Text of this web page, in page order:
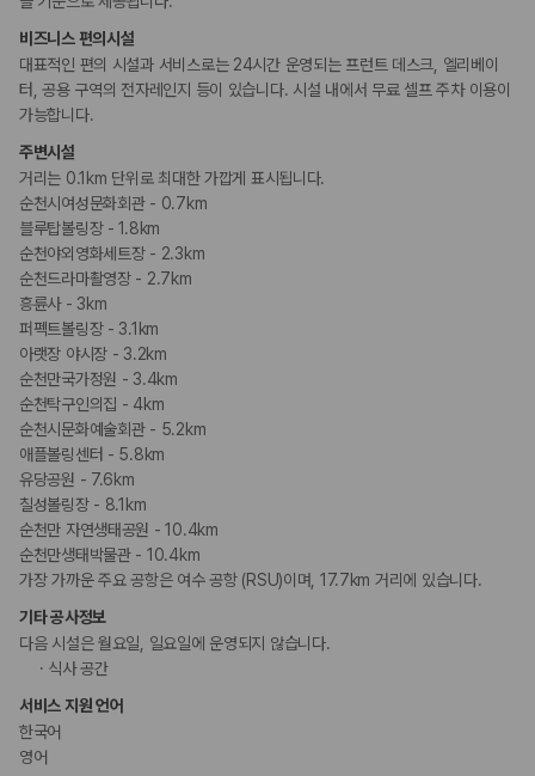
비즈니스 편의시설
대표적인 편의 시설과 서비스로는 24시간 운영되는 프런트 데스크, 엘리베이
터, 공용 구역의 전자레인지 등이 있습니다. 시설 내에서 무료 셀프 주차 이용이
가능합니다.
주변시설
거리는 0.1km 단위로 최대한 가깝게 표시됩니다.
순천시여성문화회관 - 0.7km
블루탑볼링장 - 1.8km
순천야외영화세트장 - 2.3km
순천드라마촬영장 - 2.7km
흥륜사 - 3km
퍼펙트볼링장 - 3.1km
아랫장 야시장 - 3.2km
순천만국가정원 - 3.4km
순천탁구인의집 - 4km
순천시문화예술회관 - 5.2km
애플볼링센터 - 5.8km
유당공원 - 7.6km
칠성볼링장 - 8.1km
순천만 자연생태공원 - 10.4km
순천만생태박물관 - 10.4km
가장 가까운 주요 공항은 여수 공항 (RSU)이며, 17.7km 거리에 있습니다.
기타 공사정보
다음 시설은 월요일, 일요일에 운영되지 않습니다.
식사 공간
서비스 지원 언어
한국어
영어